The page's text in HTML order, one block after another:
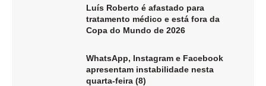
Luís Roberto é afastado para
tratamento médico e está fora da
Copa do Mundo de 2026
WhatsApp, Instagram e Facebook
apresentam instabilidade nesta
quarta-feira (8)